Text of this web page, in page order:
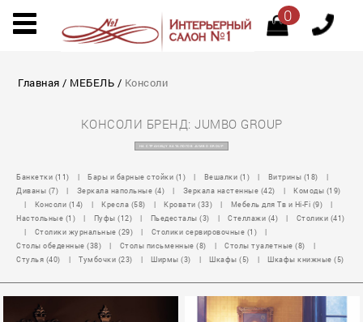
0
Главная / МЕБЕЛЬ / Консоли
КОНСОЛИ БРЕНД: JUMBO GROUP
НА СТРАНИЦУ КАТАЛОГОВ JUMBO GROUP
Банкетки (11) | Бары и барные стойки (1) | Вешалки (1) | Витрины (18)
|
Диваны (7)
| Зеркала напольные (4) | Зеркала настенные (42) |
Комоды (19)
|
Консоли (14) | Кресла (58) | Кровати (33) | Мебель для Тв и Hi-Fi (9)
|
Настольные (1)
| Пуфы (12) | Пьедесталы (3) | Стеллажи (4) |
Столики (41)
|
Столики журнальные (29) | Столики сервировочные (1)
|
Столы обеденные (38)
| Столы письменные (8) | Столы туалетные (8)
|
Стулья (40)
| Тумбочки (23) | Ширмы (3) | Шкафы (5) | Шкафы книжные (5)